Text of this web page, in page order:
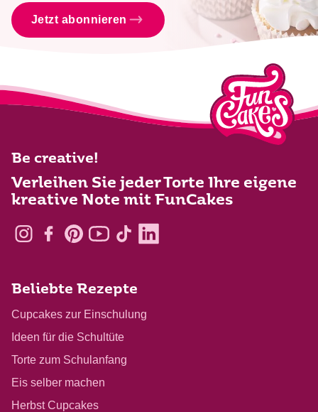
Jetzt abonnieren
Be creative!
Verleihen Sie jeder Torte Ihre eigene
kreative Note mit FunCakes
Beliebte Rezepte
Cupcakes zur Einschulung
Ideen für die Schultüte
Torte zum Schulanfang
Eis selber machen
Herbst Cupcakes